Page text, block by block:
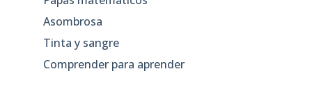
Asombrosa
Tinta y sangre
Comprender para aprender